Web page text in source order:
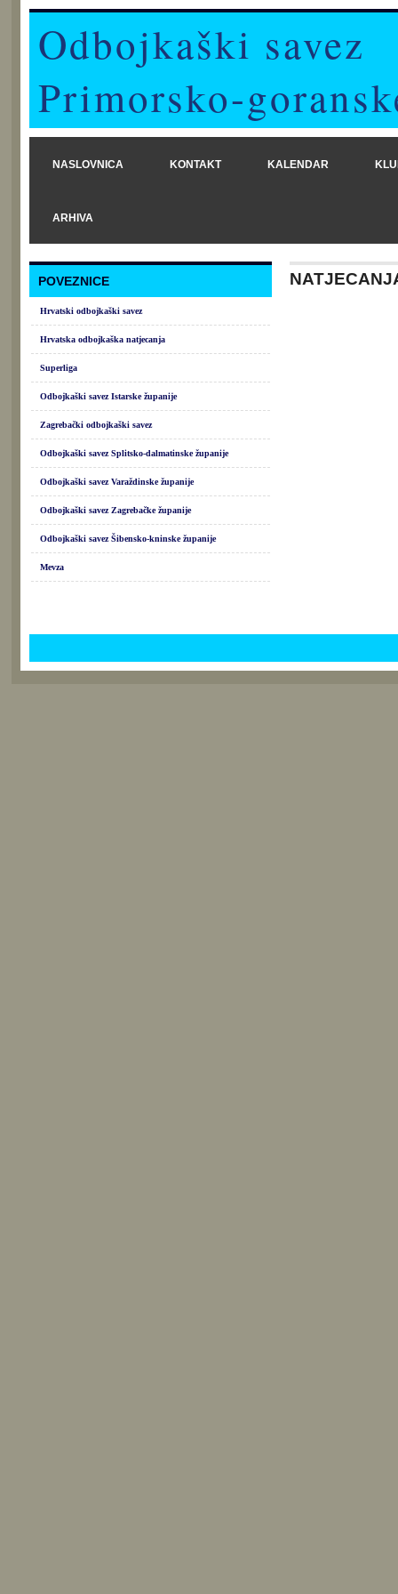
Odbojkaški savez
Primorsko-
NASLOVNICA KONTAKT KALENDAR
ARHIVA
POVEZNICE
Hrvatski odbojkaški savez
Hrvatska odbojkaška natjecanja
Superliga
Odbojkaški savez Istarske županije
Zagrebački odbojkaški savez
Odbojkaški savez Splitsko-dalmatinske županije
Odbojkaški savez Varaždinske županije
Odbojkaški savez Zagrebačke županije
Odbojkaški savez Šibensko-kninske županije
Mevza